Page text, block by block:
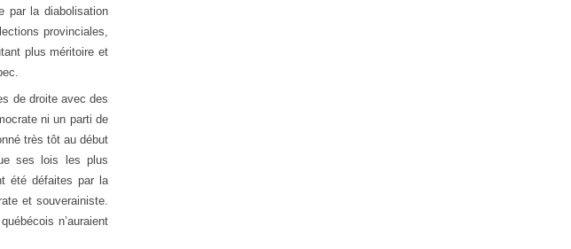
par la diabolisation
provinciales,
plus méritoire et
de droite avec des
ni un parti de
très tôt au début
ses lois les plus
été défaites par la
et souverainiste.
n’auraient